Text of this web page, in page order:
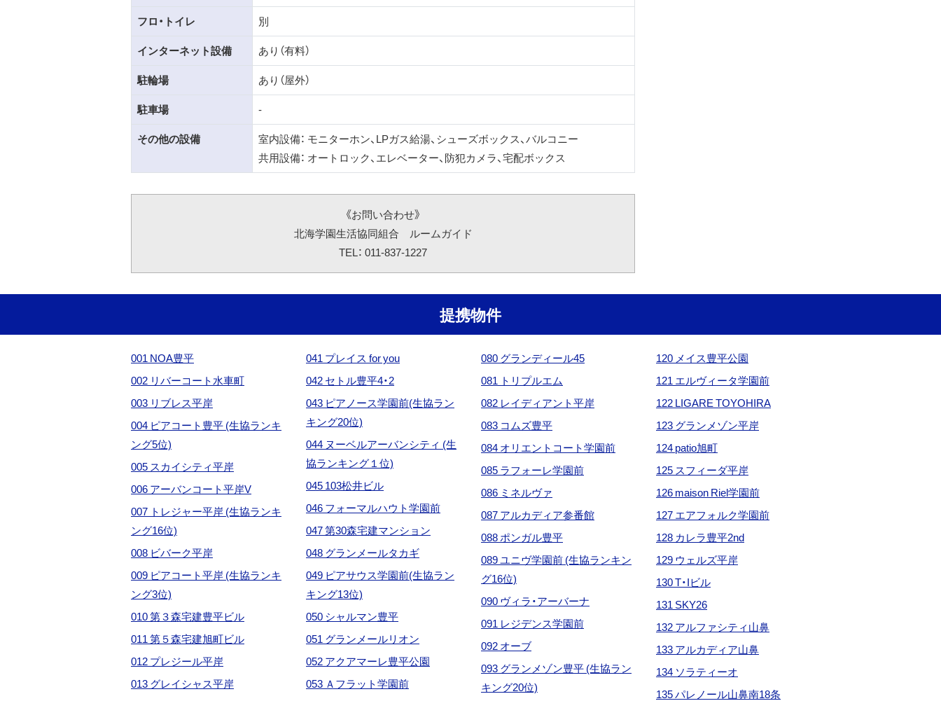
フロ・トイレ
別
インターネット設備
あり（有料）
駐輪場
あり（屋外）
駐車場
-
その他の設備
室内設備： モニターホン、LPガス給湯、シューズボックス、バルコニー
共用設備： オートロック、エレベーター、防犯カメラ、宅配ボックス
《お問い合わせ》
北海学園生活協同組合 ルームガイド
TEL： 011-837-1227
提携物件
001 NOA豊平
002 リバーコート水車町
003 リブレス平岸
004 ピアコート豊平 (生協ランキ
ング5位)
005 スカイシティ平岸
006 アーバンコート平岸V
007 トレジャー平岸 (生協ランキ
ング16位)
008 ビバーク平岸
009 ピアコート平岸 (生協ランキ
ング3位)
010 第３森宅建豊平ビル
011 第５森宅建旭町ビル
012 プレジール平岸
013 グレイシャス平岸
041 プレイス for you
042 セトル豊平4・2
043 ピアノース学園前(生協ラン
キング20位)
044 ヌーベルアーバンシティ (生
協ランキング１位)
045 103松井ビル
046 フォーマルハウト学園前
047 第30森宅建マンション
048 グランメールタカギ
049 ピアサウス学園前(生協ラン
キング13位)
050 シャルマン豊平
051 グランメールリオン
052 アクアマーレ豊平公園
053 Ａフラット学園前
080 グランディール45
081 トリプルエム
082 レイディアント平岸
083 コムズ豊平
084 オリエントコート学園前
085 ラフォーレ学園前
086 ミネルヴァ
087 アルカディア参番館
088 ポンガル豊平
089 ユニヴ学園前 (生協ランキン
グ16位)
090 ヴィラ・アーバーナ
091 レジデンス学園前
092 オーブ
093 グランメゾン豊平 (生協ラン
キング20位)
120 メイス豊平公園
121 エルヴィータ学園前
122 LIGARE TOYOHIRA
123 グランメゾン平岸
124 patio旭町
125 スフィーダ平岸
126 maison Riel学園前
127 エアフォルク学園前
128 カレラ豊平2nd
129 ウェルズ平岸
130 T・Iビル
131 SKY26
132 アルファシティ山鼻
133 アルカディア山鼻
134 ソラティーオ
135 パレノール山鼻南18条